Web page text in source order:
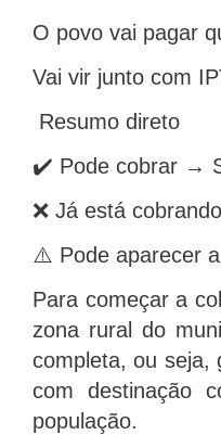
O povo vai pagar
Vai vir junto com
Resumo direto
✔️ Pode cobrar →
❌ Já está
⚠️ Pode aparecer
Para começar a
zona rural do
completa, ou seja,
com destinação
população.